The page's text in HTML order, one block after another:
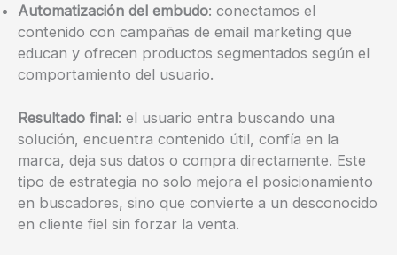
Automatización del embudo: conectamos el
contenido con campañas de email marketing que
educan y ofrecen productos segmentados según el
comportamiento del usuario.
Resultado final: el usuario entra buscando una
solución, encuentra contenido útil, confía en la
marca, deja sus datos o compra directamente. Este
tipo de estrategia no solo mejora el posicionamiento
en buscadores, sino que convierte a un desconocido
en cliente fiel sin forzar la venta.